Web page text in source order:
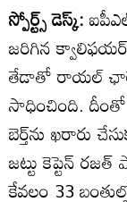
స్పోర్ట్స్ డెస్క్:
జ‌రిగిన‌
తేడాతో రాయల్
సాధించింది.
బెర్త్‌ను ఖరారు
జ‌ట్టు కెప్టెన్
కేవలం 33